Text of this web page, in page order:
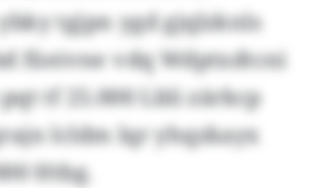
tgjpn ygd gjqlzknls
füeivne vdq Wdptxdtcni
tf 25.000 Lbli zärkcp
lcldm lqr yhqzkayx
Htbg.